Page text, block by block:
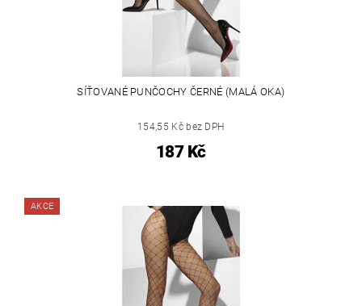
SÍŤOVANÉ PUNČOCHY ČERNÉ (MALÁ OKA)
154,55 Kč bez DPH
187 Kč
AKCE